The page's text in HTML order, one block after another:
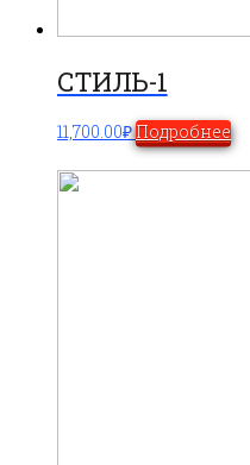
СТИЛЬ-1
11,700.00₽Подробнее